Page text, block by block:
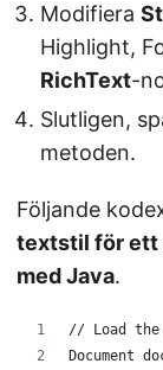
Modifiera
Highlight,
RichText-
Slutligen,
metoden.
Följande
textstil för ett
med Java.
// Load the
Document